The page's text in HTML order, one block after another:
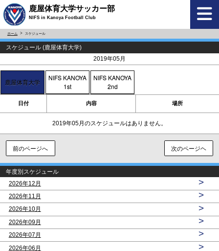
鹿屋体育大学サッカー部
NIFS in Kanoya Football Club
ホーム スケジュール
スケジュール (鹿屋体育大学)
2019年05月
鹿屋体育大学
NIFS KANOYA
1st
NIFS KANOYA
2nd
日付 内容 場所
2019年05月のスケジュールはありません。
前のページへ 次のページヘ
年度別スケジュール
2026年12月
>
2026年11月 >
2026年10月 >
2026年09月 >
2026年07月 >
2026年06月 >